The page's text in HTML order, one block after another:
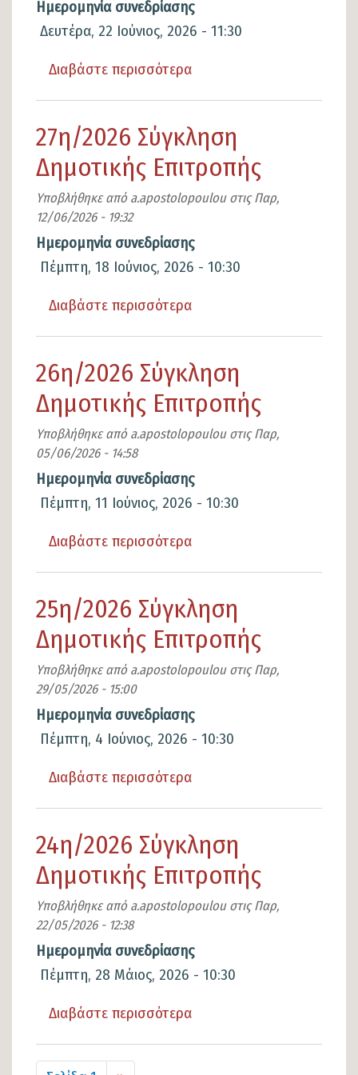
Ημερομηνία συνεδρίασης
Δευτέρα, 22 Ιούνιος, 2026 - 11:30
Διαβάστε περισσότερα
Σύγκληση
Δημοτικής
Επιτροπής
27η/2026 Σύγκληση
Δημοτικής Επιτροπής
Υποβλήθηκε από a.apostolopoulouστιςΠαρ,
12/06/2026 - 19:32
Ημερομηνία συνεδρίασης
Πέμπτη, 18 Ιούνιος, 2026 - 10:30
Διαβάστε περισσότερα
Σύγκληση
Δημοτικής
Επιτροπής
26η/2026 Σύγκληση
Δημοτικής Επιτροπής
Υποβλήθηκε από a.apostolopoulouστιςΠαρ,
05/06/2026 - 14:58
Ημερομηνία συνεδρίασης
Πέμπτη, 11 Ιούνιος, 2026 - 10:30
Διαβάστε περισσότερα
Σύγκληση
Δημοτικής
Επιτροπής
25η/2026 Σύγκληση
Δημοτικής Επιτροπής
Υποβλήθηκε από a.apostolopoulouστιςΠαρ,
29/05/2026 - 15:00
Ημερομηνία συνεδρίασης
Πέμπτη, 4 Ιούνιος, 2026 - 10:30
Διαβάστε περισσότερα
Σύγκληση
Δημοτικής
Επιτροπής
24η/2026 Σύγκληση
Δημοτικής Επιτροπής
Υποβλήθηκε από a.apostolopoulouστιςΠαρ,
22/05/2026 - 12:38
Ημερομηνία συνεδρίασης
Πέμπτη, 28 Μάιος, 2026 - 10:30
Διαβάστε περισσότερα